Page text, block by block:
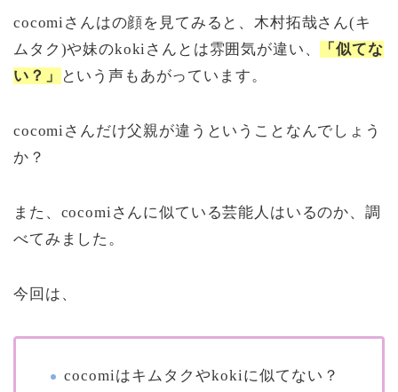
cocomiさんはの顔を見てみると、木村拓哉さん(キ
ムタク)や妹のkokiさんとは雰囲気が違い、
「似てな
い？」
という声もあがっています。
cocomiさんだけ父親が違うということなんでしょう
か？
また、cocomiさんに似ている芸能人はいるのか、調
べてみました。
今回は、
cocomiはキムタクやkokiに似てない？